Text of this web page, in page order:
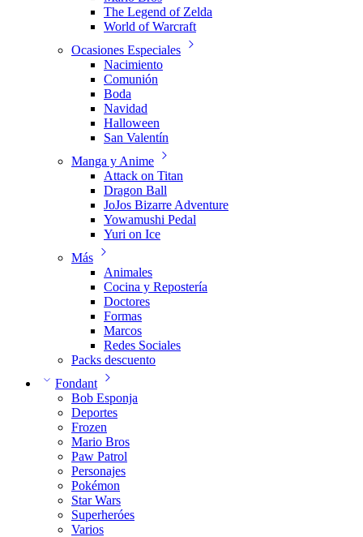
The Legend of Zelda
World of Warcraft
Ocasiones Especiales
Nacimiento
Comunión
Boda
Navidad
Halloween
San Valentín
Manga y Anime
Attack on Titan
Dragon Ball
JoJos Bizarre Adventure
Yowamushi Pedal
Yuri on Ice
Más
Animales
Cocina y Repostería
Doctores
Formas
Marcos
Redes Sociales
Packs descuento
Fondant
Bob Esponja
Deportes
Frozen
Mario Bros
Paw Patrol
Personajes
Pokémon
Star Wars
Superheróes
Varios